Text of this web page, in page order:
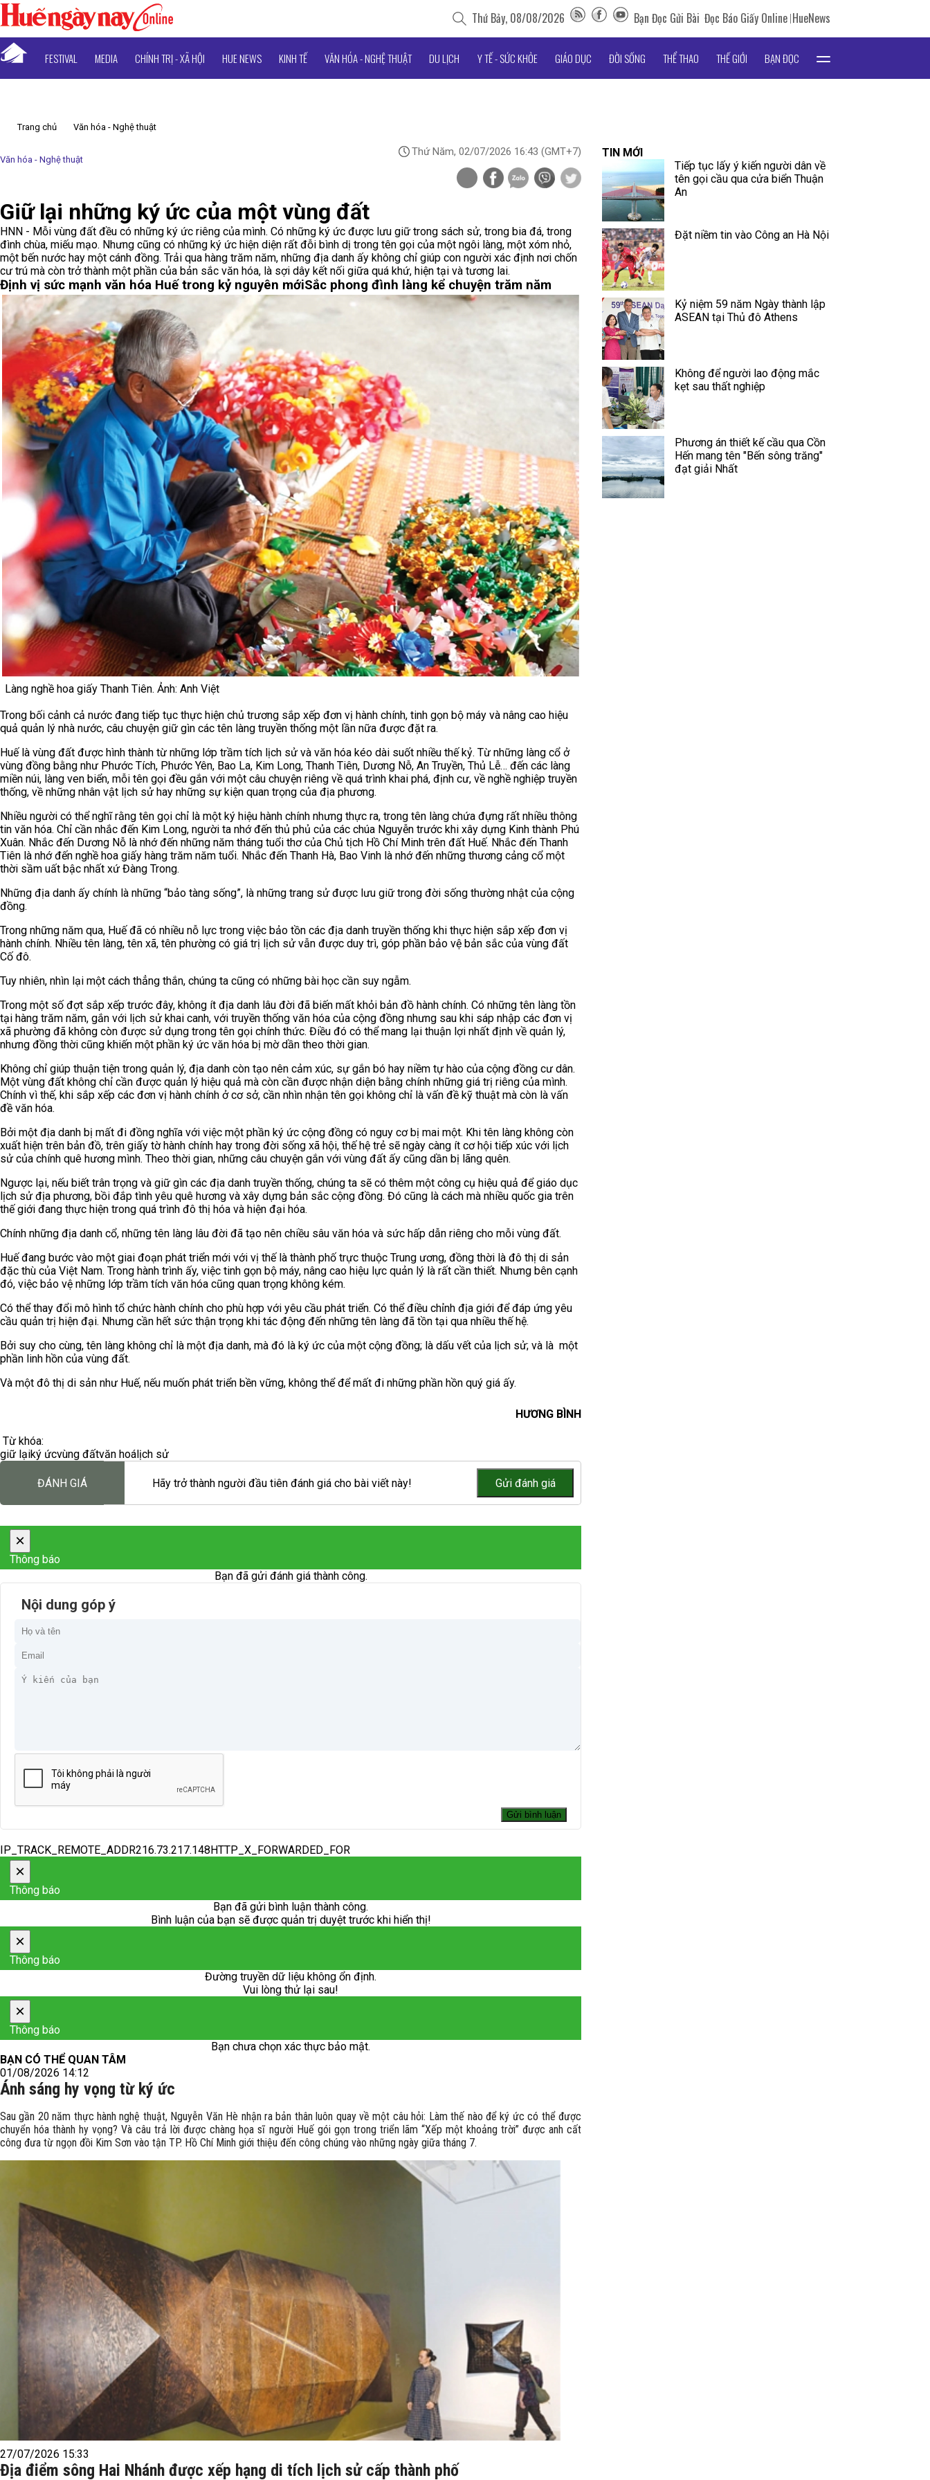
Thứ Bảy, 08/08/2026 Bạn Đọc Gửi Bài Đọc Báo Giấy Online HueNews
FESTIVAL MEDIA CHÍNH TRỊ - XÃ HỘI HUE NEWS KINH TẾ VĂN HÓA - NGHỆ THUẬT DU LỊCH Y TẾ - SỨC KHỎE GIÁO DỤC ĐỜI SỐNG THỂ THAO THẾ GIỚI BẠN ĐỌC
Trang chủ Văn hóa - Nghệ thuật
Văn hóa - Nghệ thuật
Thứ Năm, 02/07/2026 16:43 (GMT+7)
Giữ lại những ký ức của một vùng đất
HNN - Mỗi vùng đất đều có những ký ức riêng của mình. Có những ký ức được lưu giữ trong sách sử, trong bia đá, trong
đình chùa, miếu mạo. Nhưng cũng có những ký ức hiện diện rất đỗi bình dị trong tên gọi của một ngôi làng, một xóm nhỏ,
một bến nước hay một cánh đồng. Trải qua hàng trăm năm, những địa danh ấy không chỉ giúp con người xác định nơi chốn
cư trú mà còn trở thành một phần của bản sắc văn hóa, là sợi dây kết nối giữa quá khứ, hiện tại và tương lai.
Định vị sức mạnh văn hóa Huế trong kỷ nguyên mớiSắc phong đình làng kể chuyện trăm năm
Làng nghề hoa giấy Thanh Tiên. Ảnh: Anh Việt
Trong bối cảnh cả nước đang tiếp tục thực hiện chủ trương sắp xếp đơn vị hành chính, tinh gọn bộ máy và nâng cao hiệu
quả quản lý nhà nước, câu chuyện giữ gìn các tên làng truyền thống một lần nữa được đặt ra.
Huế là vùng đất được hình thành từ những lớp trầm tích lịch sử và văn hóa kéo dài suốt nhiều thế kỷ. Từ những làng cổ ở
vùng đồng bằng như Phước Tích, Phước Yên, Bao La, Kim Long, Thanh Tiên, Dương Nỗ, An Truyền, Thủ Lễ… đến các làng
miền núi, làng ven biển, mỗi tên gọi đều gắn với một câu chuyện riêng về quá trình khai phá, định cư, về nghề nghiệp truyền
thống, về những nhân vật lịch sử hay những sự kiện quan trọng của địa phương.
Nhiều người có thể nghĩ rằng tên gọi chỉ là một ký hiệu hành chính nhưng thực ra, trong tên làng chứa đựng rất nhiều thông
tin văn hóa. Chỉ cần nhắc đến Kim Long, người ta nhớ đến thủ phủ của các chúa Nguyễn trước khi xây dựng Kinh thành Phú
Xuân. Nhắc đến Dương Nỗ là nhớ đến những năm tháng tuổi thơ của Chủ tịch Hồ Chí Minh trên đất Huế. Nhắc đến Thanh
Tiên là nhớ đến nghề hoa giấy hàng trăm năm tuổi. Nhắc đến Thanh Hà, Bao Vinh là nhớ đến những thương cảng cổ một
thời sầm uất bậc nhất xứ Đàng Trong.
Những địa danh ấy chính là những “bảo tàng sống”, là những trang sử được lưu giữ trong đời sống thường nhật của cộng
đồng.
Trong những năm qua, Huế đã có nhiều nỗ lực trong việc bảo tồn các địa danh truyền thống khi thực hiện sắp xếp đơn vị
hành chính. Nhiều tên làng, tên xã, tên phường có giá trị lịch sử vẫn được duy trì, góp phần bảo vệ bản sắc của vùng đất
Cố đô.
Tuy nhiên, nhìn lại một cách thẳng thắn, chúng ta cũng có những bài học cần suy ngẫm.
Trong một số đợt sắp xếp trước đây, không ít địa danh lâu đời đã biến mất khỏi bản đồ hành chính. Có những tên làng tồn
tại hàng trăm năm, gắn với lịch sử khai canh, với truyền thống văn hóa của cộng đồng nhưng sau khi sáp nhập các đơn vị
xã phường đã không còn được sử dụng trong tên gọi chính thức. Điều đó có thể mang lại thuận lợi nhất định về quản lý,
nhưng đồng thời cũng khiến một phần ký ức văn hóa bị mờ dần theo thời gian.
Không chỉ giúp thuận tiện trong quản lý, địa danh còn tạo nên cảm xúc, sự gắn bó hay niềm tự hào của cộng đồng cư dân.
Một vùng đất không chỉ cần được quản lý hiệu quả mà còn cần được nhận diện bằng chính những giá trị riêng của mình.
Chính vì thế, khi sắp xếp các đơn vị hành chính ở cơ sở, cần nhìn nhận tên gọi không chỉ là vấn đề kỹ thuật mà còn là vấn
đề văn hóa.
Bởi một địa danh bị mất đi đồng nghĩa với việc một phần ký ức cộng đồng có nguy cơ bị mai một. Khi tên làng không còn
xuất hiện trên bản đồ, trên giấy tờ hành chính hay trong đời sống xã hội, thế hệ trẻ sẽ ngày càng ít cơ hội tiếp xúc với lịch
sử của chính quê hương mình. Theo thời gian, những câu chuyện gắn với vùng đất ấy cũng dần bị lãng quên.
Ngược lại, nếu biết trân trọng và giữ gìn các địa danh truyền thống, chúng ta sẽ có thêm một công cụ hiệu quả để giáo dục
lịch sử địa phương, bồi đắp tình yêu quê hương và xây dựng bản sắc cộng đồng. Đó cũng là cách mà nhiều quốc gia trên
thế giới đang thực hiện trong quá trình đô thị hóa và hiện đại hóa.
Chính những địa danh cổ, những tên làng lâu đời đã tạo nên chiều sâu văn hóa và sức hấp dẫn riêng cho mỗi vùng đất.
Huế đang bước vào một giai đoạn phát triển mới với vị thế là thành phố trực thuộc Trung ương, đồng thời là đô thị di sản
đặc thù của Việt Nam. Trong hành trình ấy, việc tinh gọn bộ máy, nâng cao hiệu lực quản lý là rất cần thiết. Nhưng bên cạnh
đó, việc bảo vệ những lớp trầm tích văn hóa cũng quan trọng không kém.
Có thể thay đổi mô hình tổ chức hành chính cho phù hợp với yêu cầu phát triển. Có thể điều chỉnh địa giới để đáp ứng yêu
cầu quản trị hiện đại. Nhưng cần hết sức thận trọng khi tác động đến những tên làng đã tồn tại qua nhiều thế hệ.
Bởi suy cho cùng, tên làng không chỉ là một địa danh, mà đó là ký ức của một cộng đồng; là dấu vết của lịch sử; và là một
phần linh hồn của vùng đất.
Và một đô thị di sản như Huế, nếu muốn phát triển bền vững, không thể để mất đi những phần hồn quý giá ấy.
HƯƠNG BÌNH
Từ khóa:
giữ lạiký ứcvùng đấtvăn hoálịch sử
ĐÁNH GIÁ Hãy trở thành người đầu tiên đánh giá cho bài viết này!
×
Thông báo
Bạn đã gửi đánh giá thành công.
Nội dung góp ý
IP_TRACK_REMOTE_ADDR216.73.217.148HTTP_X_FORWARDED_FOR
×
Thông báo
Bạn đã gửi bình luận thành công.
Bình luận của bạn sẽ được quản trị duyệt trước khi hiển thị!
×
Thông báo
Đường truyền dữ liệu không ổn định.
Vui lòng thử lại sau!
×
Thông báo
Bạn chưa chọn xác thực bảo mật.
BẠN CÓ THỂ QUAN TÂM
01/08/2026 14:12
Ánh sáng hy vọng từ ký ức
Sau gần 20 năm thực hành nghệ thuật, Nguyễn Văn Hè nhận ra bản thân luôn quay về một câu hỏi: Làm thế nào để ký ức có thể được
chuyển hóa thành hy vọng? Và câu trả lời được chàng họa sĩ người Huế gói gọn trong triển lãm “Xếp một khoảng trời” được anh cất
công đưa từ ngọn đồi Kim Sơn vào tận TP. Hồ Chí Minh giới thiệu đến công chúng vào những ngày giữa tháng 7.
27/07/2026 15:33
Địa điểm sông Hai Nhánh được xếp hạng di tích lịch sử cấp thành phố
TIN MỚI
Tiếp tục lấy ý kiến người dân về
tên gọi cầu qua cửa biển Thuận
An
Đặt niềm tin vào Công an Hà Nội
Kỷ niệm 59 năm Ngày thành lập
ASEAN tại Thủ đô Athens
Không để người lao động mắc
kẹt sau thất nghiệp
Phương án thiết kế cầu qua Cồn
Hến mang tên "Bến sông trăng"
đạt giải Nhất